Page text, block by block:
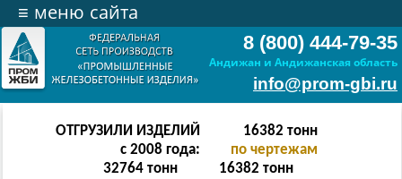
8 (800) 444-79-35
Андижан и Андижанская область
info@prom-gbi.ru
≡ меню сайта
ОТГРУЗИЛИ ИЗДЕЛИЙ
с 2008 года:
32766 тонн
по чертежам
65532 тонн
32766 тонн